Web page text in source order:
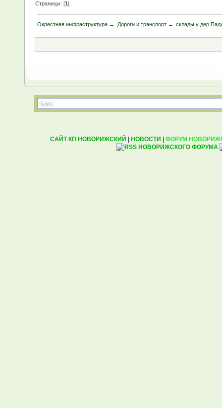
Страницы: [1]
Окрестная инфраструктура → Дороги и транспорт→ склады у дер
САЙТ КП НОВОРИЖСКИЙ НОВОСТИ ФОРУМ